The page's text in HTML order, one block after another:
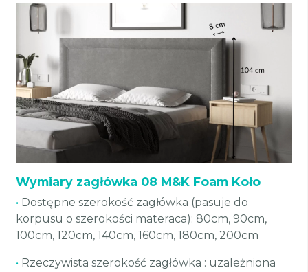
Wymiary zagłówka 08 M&K Foam Koło
• Dostępne szerokość zagłówka (pasuje do
korpusu o szerokości materaca): 80cm, 90cm,
100cm, 120cm, 140cm, 160cm, 180cm, 200cm
• Rzeczywista szerokość zagłówka : uzależniona